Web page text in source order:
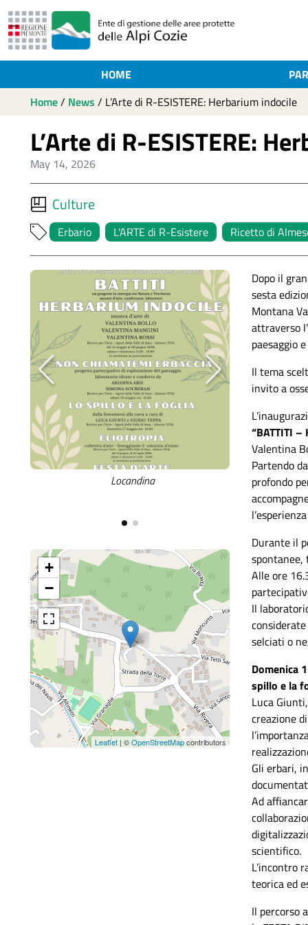
HOME
Home/ News / L’Arte di R-ESISTERE: Herbarium indocile
L’Arte di R-ESISTERE:
May 14, 2026
Culture
Erbario L'ARTE di R-Esistere Ricetto di
Locandina
Locandina
+
−
Leaflet| ©OpenStreetMapcontributors
Dopo il
sesta
Montana
attraverso
paesaggio
Il tema
invito a
“BATTITI –
Valentina
Partendo
profondo
Durante il
spontanee,
Alle ore
Il
selciati o
Domenica
spillo e la
Luca
creazione
Gli erbari,
Ad
scientifico.
L’incontro
teorica ed
Il percorso